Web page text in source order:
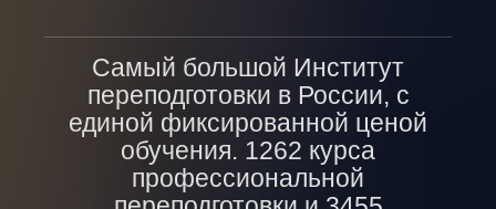
Самый большой Институт
переподготовки в России, с
единой фиксированной ценой
обучения. 1262 курса
профессиональной